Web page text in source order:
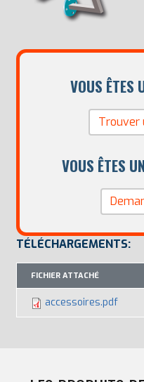
VOUS ÊTES
Trouver
VOUS ÊTES
TÉLÉCHARGEMENTS:
FICHIER ATTACHÉ
accessoires.pdf